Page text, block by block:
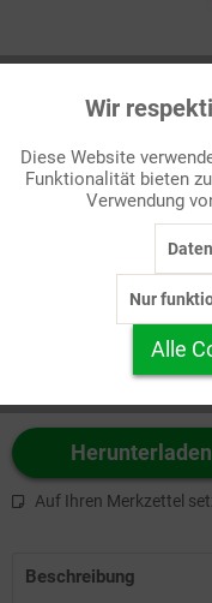
Passende Stichworte
Kinderseite
zuerst
z.B. Farbe-Grafik,
Herunterladen
Auf Ihren Merkzettel
Beschreibung
Funktionale
Marketing
Personalisierung
Service
Wir
Diese Website
Funktionalität bieten
Verwendung
Nur
Alle